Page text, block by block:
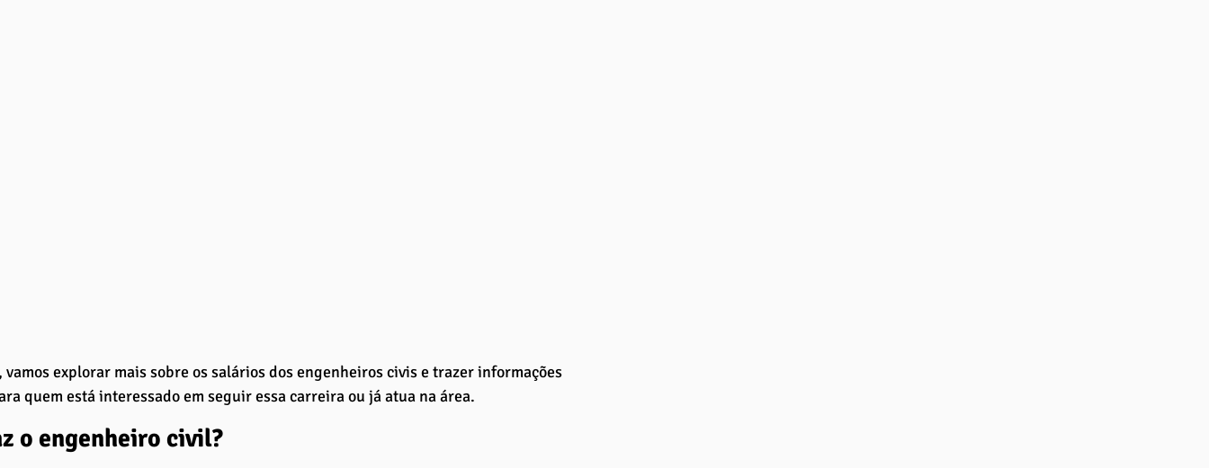
explorar mais sobre os salários dos engenheiros civis e trazer informações
quem está interessado em seguir essa carreira ou já atua na área.
o engenheiro civil?